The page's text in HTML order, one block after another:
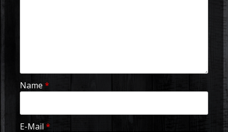
Name *
E-Mail*